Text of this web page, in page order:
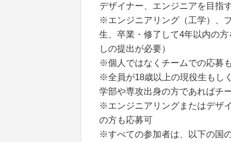
デザイナー、エンジニアを目指
※エンジニアリング（工学）、
生、卒業・修了して4年以内の
しの提出が必要）
※個人ではなくチームでの応募
※全員が18歳以上の現役生もし
学部や専攻出身の方であればチ
※エンジニアリングまたはデザ
の方も応募可
※すべての参加者は、以下の国